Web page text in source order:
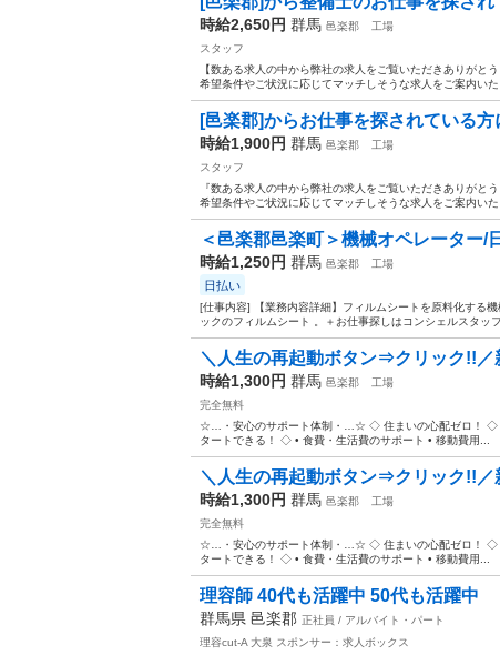
時給2,650円 群馬 邑楽郡
工場
スタッフ
【数ある求人の中から弊社の求人をご覧いただきありが
希望条件やご状況に応じてマッチしそうな求人をご案内い
[邑楽郡]からお仕事を探されている
時給1,900円 群馬 邑楽郡
工場
スタッフ
『数ある求人の中から弊社の求人をご覧いただきありが
希望条件やご状況に応じてマッチしそうな求人をご案内い
＜邑楽郡邑楽町＞機械オペレーター
時給1,250円 群馬 邑楽郡 工場
日払い
[仕事内容] 【業務内容詳細】フィルムシートを原料化する
ックのフィルムシート 。＋お仕事探しはコンシェルスタッ
＼人生の再起動ボタン⇒クリック!!
時給1,300円 群馬 邑楽郡
工場
完全無料
☆…・安心のサポート体制・…☆ ◇ 住まいの心配ゼロ！ ◇
タートできる！ ◇ • 食費・生活費のサポート • 移動費用...
＼人生の再起動ボタン⇒クリック!!
時給1,300円 群馬 邑楽郡
工場
完全無料
☆…・安心のサポート体制・…☆ ◇ 住まいの心配ゼロ！ ◇
タートできる！ ◇ • 食費・生活費のサポート • 移動費用...
理容師 40代も活躍中 50代も活躍中
群馬県 邑楽郡 正社員 / アルバイト・パート
理容cut-A 大泉 スポンサー：求人ボックス